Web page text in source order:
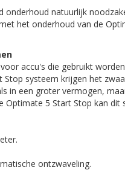
onderhoud natuurlijk
het onderhoud van de
accu's die gebruikt
systeem krijgen het
in een groter vermogen,
Optimate 5 Start Stop kan
ontzwaveling.